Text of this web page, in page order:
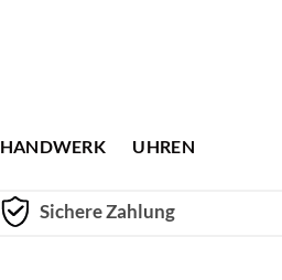
HANDWERK UHREN
Sichere Zahlung